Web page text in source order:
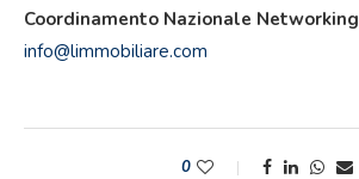
Coordinamento Nazionale Networking
info@limmobiliare.com
0